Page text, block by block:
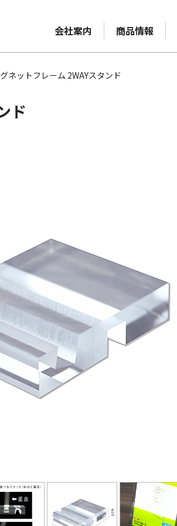
会社案内 商品情報
ネットフレーム 2WAYスタンド
ド